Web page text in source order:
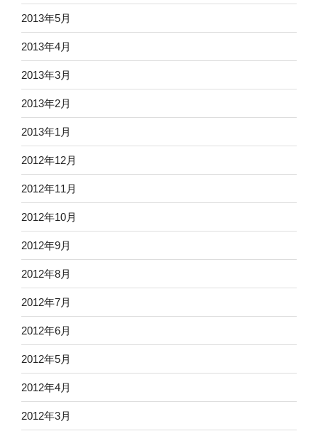
2013年5月
2013年4月
2013年3月
2013年2月
2013年1月
2012年12月
2012年11月
2012年10月
2012年9月
2012年8月
2012年7月
2012年6月
2012年5月
2012年4月
2012年3月